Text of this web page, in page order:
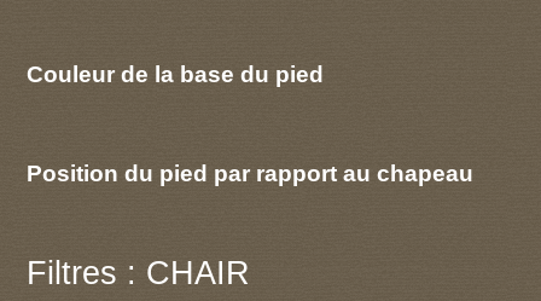
Couleur de la base du pied
Position du pied par rapport au chapeau
Filtres : CHAIR